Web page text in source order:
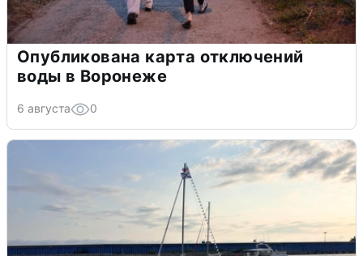
Опубликована карта отключений
воды в Воронеже
6 августа 0